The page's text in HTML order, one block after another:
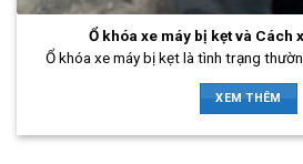
Ổ khóa xe máy bị kẹt và Cách
Ổ khóa xe máy bị kẹt là tình trạng
XEM THÊM